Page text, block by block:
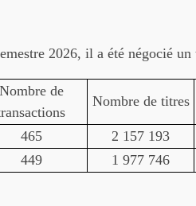
2026, il a été négocié
Nombre de
Nombre de titres
465
2 157 193
449 1 977 746